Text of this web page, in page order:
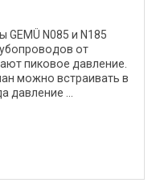
GEMÜ N085 и N185
от
пиковое давление.
можно встраивать в
давление ...